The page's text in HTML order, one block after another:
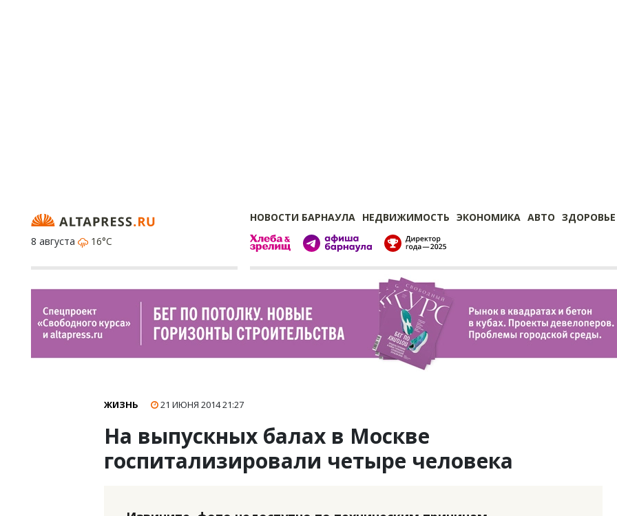
НОВОСТИ БАРНАУЛА НЕДВИЖИМОСТЬ ЭКОНОМИКА АВТО ЗДОРОВЬЕ
8 августа
16°C
ЖИЗНЬ 21 ИЮНЯ 201421:27
На выпускных балах в Москве
госпитализировали четыре человека